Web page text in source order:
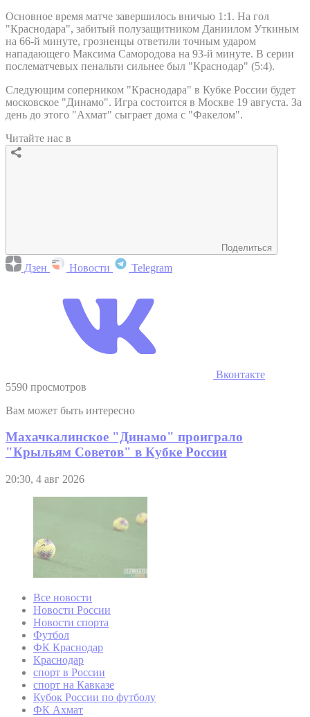
Основное время матче завершилось вничью 1:1. На гол
"Краснодара", забитый полузащитником Даниилом Уткиным
на 66-й минуте, грозненцы ответили точным ударом
нападающего Максима Самородова на 93-й минуте. В серии
послематчевых пенальти сильнее был "Краснодар" (5:4).
Следующим соперником "Краснодара" в Кубке России будет
московское "Динамо". Игра состоится в Москве 19 августа. За
день до этого "Ахмат" сыграет дома с "Факелом".
Читайте нас в
Поделиться
Дзен Новости Telegram
Вконтакте
5590 просмотров
Вам может быть интересно
Махачкалинское "Динамо" проиграло
"Крыльям Советов" в Кубке России
20:30, 4 авг 2026
Все новости
Новости России
Новости спорта
Футбол
ФК Краснодар
Краснодар
спорт в России
спорт на Кавказе
Кубок России по футболу
ФК Ахмат